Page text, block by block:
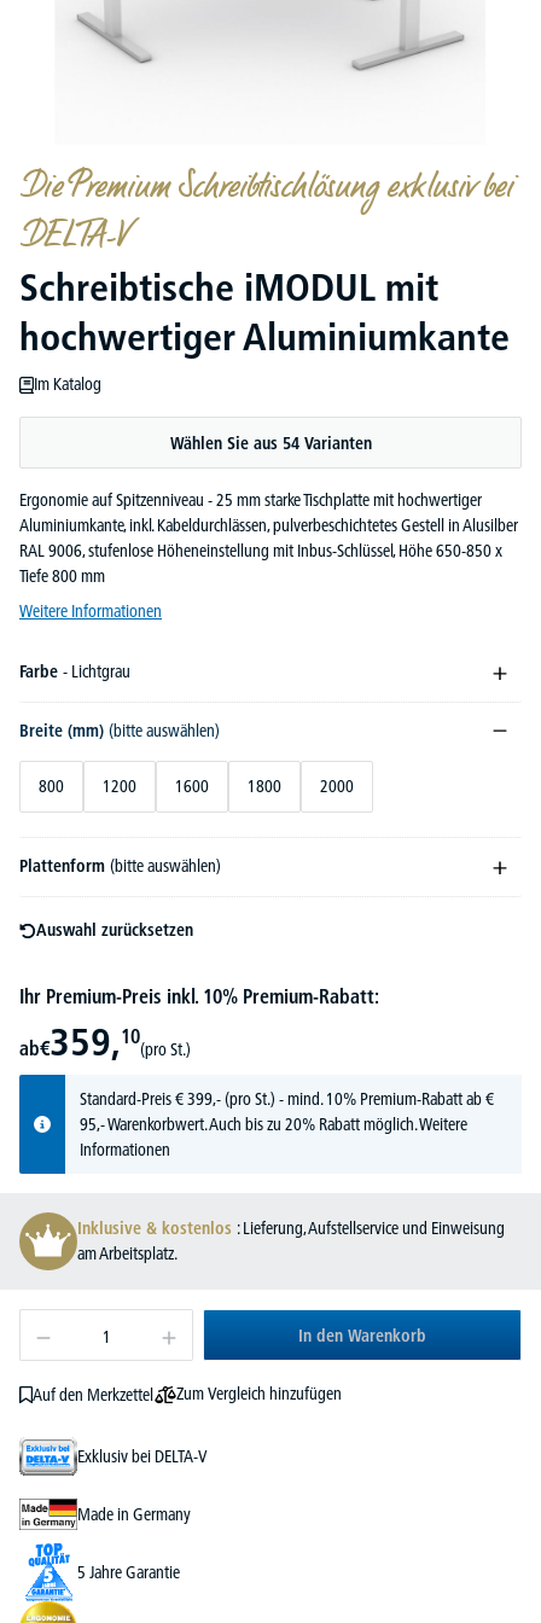
Die Premium Schreibtischlösung exklusiv bei
DELTA-V
Schreibtische iMODUL mit
hochwertiger Aluminiumkante
Im Katalog
Wählen Sie aus 54 Varianten
Ergonomie auf Spitzenniveau - 25 mm starke Tischplatte mit hochwertiger
Aluminiumkante, inkl. Kabeldurchlässen, pulverbeschichtetes Gestell in Alusilber
RAL 9006, stufenlose Höheneinstellung mit Inbus-Schlüssel, Höhe 650-850 x
Tiefe 800 mm
Weitere Informationen
Farbe - Lichtgrau
Breite (mm) (bitte auswählen)
800 1200 1600 1800 2000
Plattenform (bitte auswählen)
Auswahl zurücksetzen
Ihr Premium-Preis inkl. 10% Premium-Rabatt:
ab€359,10
(pro St.)
Standard-Preis€399,-(pro St.) - mind. 10% Premium-Rabatt ab €
95,- Warenkorbwert. Auch bis zu 20% Rabatt möglich.Weitere
Informationen
Inklusive & kostenlos : Lieferung, Aufstellservice und Einweisung
am Arbeitsplatz.
In den Warenkorb
Auf den Merkzettel Zum Vergleich hinzufügen
Exklusiv bei DELTA-V
Made in Germany
5 Jahre Garantie